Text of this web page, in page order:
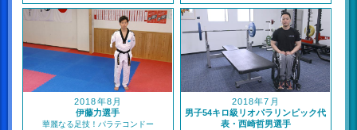
2018年8月
伊藤力選手
華麗なる足技！パラテコンドー
2018年7月
男子54キロ級リオパラリンピック代
表・西崎哲男選手